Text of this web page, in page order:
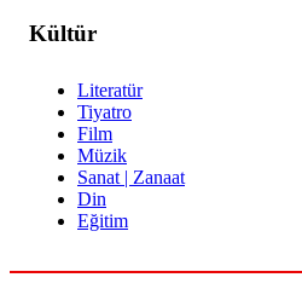
Kültür
Literatür
Tiyatro
Film
Müzik
Sanat | Zanaat
Din
Eğitim